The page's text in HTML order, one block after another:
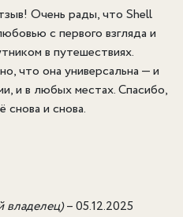
Очень рады, что Shell
с первого взгляда и
в путешествиях.
что она универсальна — и
и в любых местах. Спасибо,
снова и снова.
владелец)–05.12.2025